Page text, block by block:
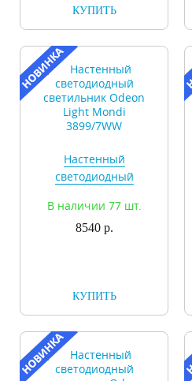
КУПИТЬ
Настенный
светодиодный
Light Mondi
3899/7WW
В наличии 77 шт.
8540 р.
КУПИТЬ